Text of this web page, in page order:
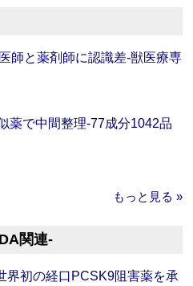
師と薬剤師に認識差‐獣医療専
薬で中間整理‐77成分1042品
もっと見る »
関連‐
界初の経口PCSK9阻害薬を承